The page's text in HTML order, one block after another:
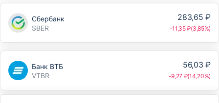
Сбербанк
SBER
283,65 ₽
-11,35 ₽(3,85%)
Банк ВТБ
VTBR
56,03 ₽
-9,27 ₽(14,20%)